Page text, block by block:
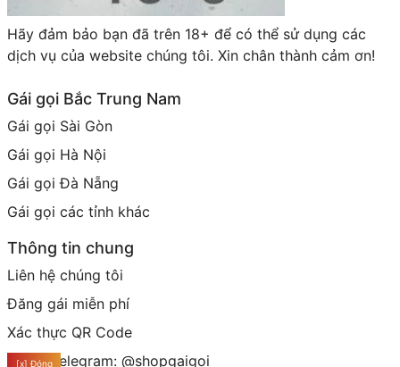
Hãy đảm bảo bạn đã trên 18+ để có thể sử dụng các
dịch vụ của website chúng tôi. Xin chân thành cảm ơn!
Gái gọi Bắc Trung Nam
Gái gọi Sài Gòn
Gái gọi Hà Nội
Gái gọi Đà Nẵng
Gái gọi các tỉnh khác
Thông tin chung
Liên hệ chúng tôi
Đăng gái miễn phí
Xác thực QR Code
Group telegram: @shopgaigoi
[x] Đóng